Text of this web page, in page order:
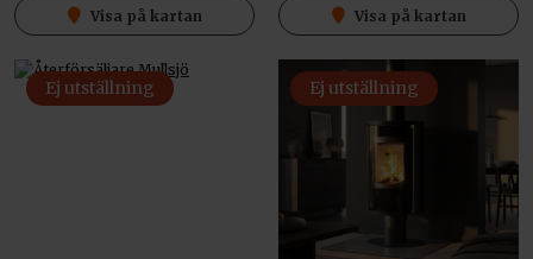
Visa på kartan Visa på kartan
Ej utställning Ej utställning